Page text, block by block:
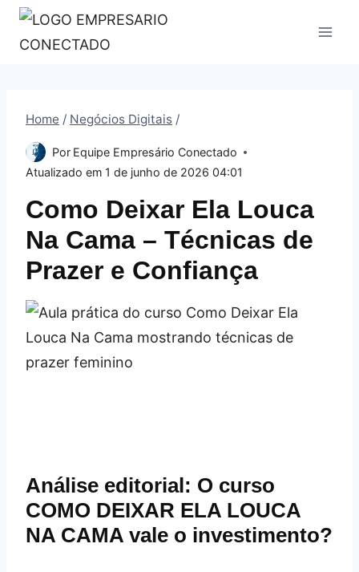
Pular
para
Home / Negócios Digitais /
Por Equipe Empresário Conectado
Atualizado em 1 de junho de 2026 04:01
Como Deixar Ela Louca
Na Cama – Técnicas de
Prazer e Confiança
Análise editorial: O curso
COMO DEIXAR ELA LOUCA
NA CAMA vale o investimento?